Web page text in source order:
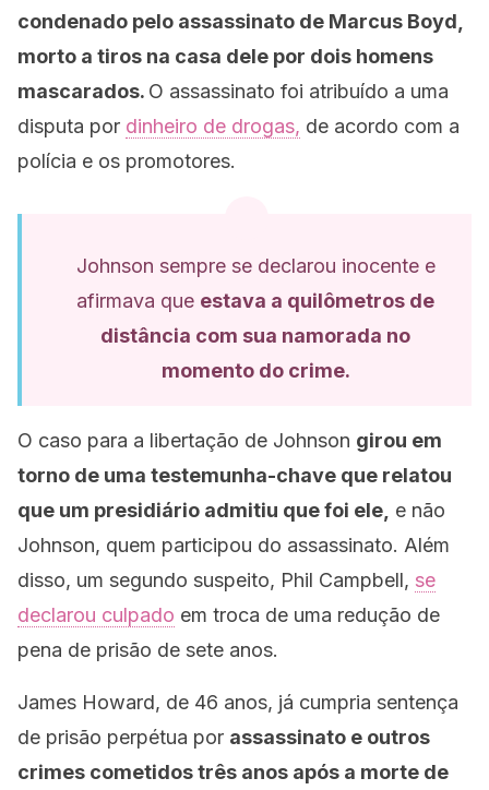
condenado pelo assassinato de Marcus Boyd,
morto a tiros na casa dele por dois homens
mascarados. O assassinato foi atribuído a uma
disputa por dinheiro de drogas, de acordo com a
polícia e os promotores.
Johnson sempre se declarou inocente e
afirmava que estava a quilômetros de
distância com sua namorada no
momento do crime.
O caso para a libertação de Johnson girou em
torno de uma testemunha-chave que relatou
que um presidiário admitiu que foi ele, e não
Johnson, quem participou do assassinato. Além
disso, um segundo suspeito, Phil Campbell, se
declarou culpado em troca de uma redução de
pena de prisão de sete anos.
James Howard, de 46 anos, já cumpria sentença
de prisão perpétua por assassinato e outros
crimes cometidos três anos após a morte de